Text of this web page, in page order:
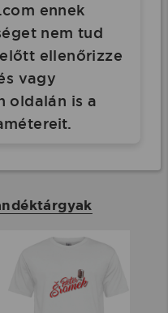
ennek
nem tud
ellenőrizze
vagy
oldalán is a